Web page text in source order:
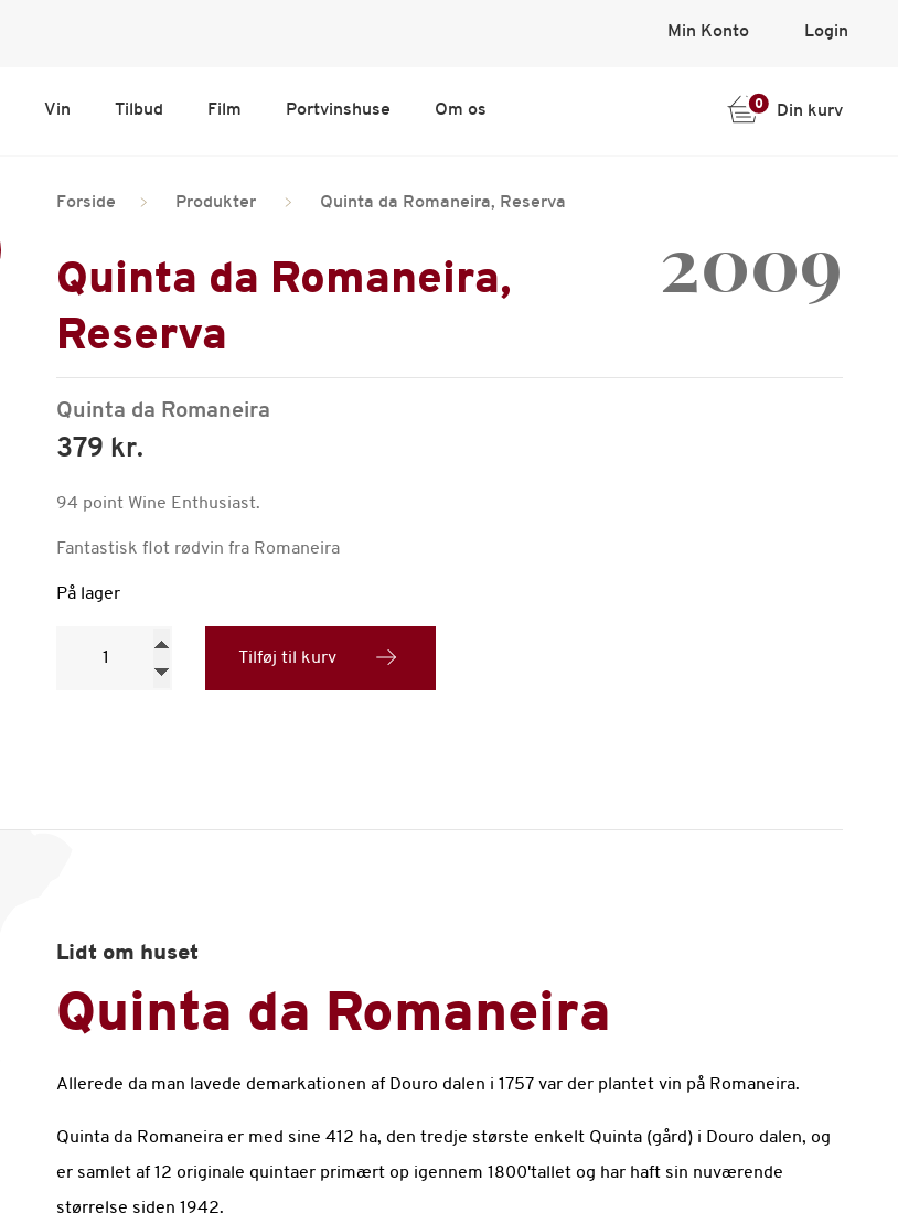
Min Konto Login
Vin Tilbud Film Portvinshuse Om os 0 Din kurv
Forside Produkter Quinta da Romaneira, Reserva
Quinta da Romaneira,
Reserva
2009
Quinta da Romaneira
379 kr.
94 point Wine Enthusiast.
Fantastisk flot rødvin fra Romaneira
På lager
Tilføj til kurv
Lidt om huset
Quinta da Romaneira
Allerede da man lavede demarkationen af Douro dalen i 1757 var der plantet vin på Romaneira.
Quinta da Romaneira er med sine 412 ha, den tredje største enkelt Quinta (gård) i Douro dalen, og
er samlet af 12 originale quintaer primært op igennem 1800'tallet og har haft sin nuværende
størrelse siden 1942.